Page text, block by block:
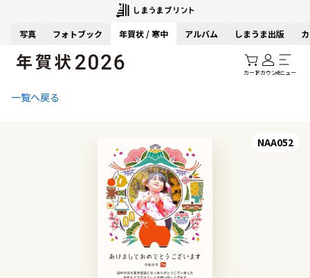
写真 フォトブック 年賀状 / 寒中 アルバム しまうま出版
カートアカウントメニュー
一覧へ戻る
NAA052